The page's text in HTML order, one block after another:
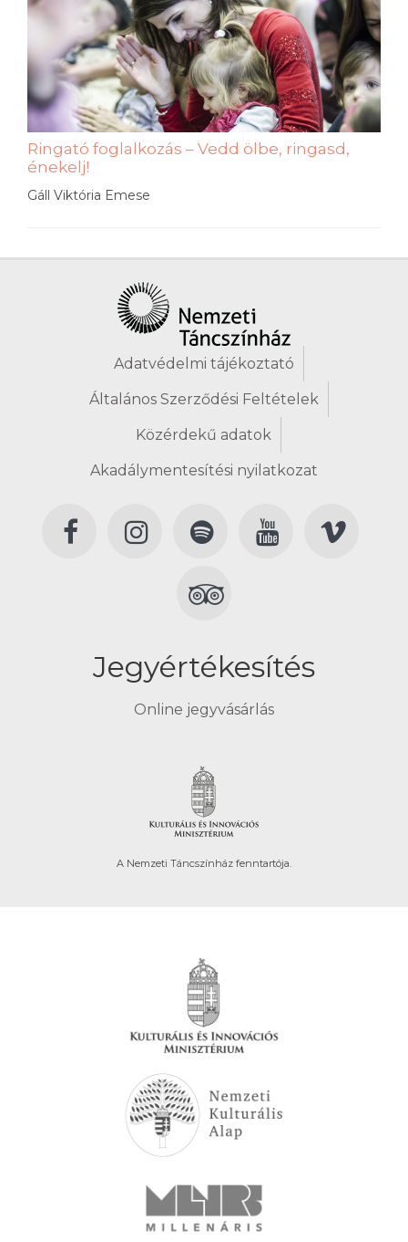
Ringató foglalkozás – Vedd ölbe, ringasd,
énekelj!
Gáll Viktória Emese
Adatvédelmi tájékoztató
Általános Szerződési Feltételek
Közérdekű adatok
Akadálymentesítési nyilatkozat
Jegyértékesítés
Online jegyvásárlás
A Nemzeti Táncszínház fenntartója.